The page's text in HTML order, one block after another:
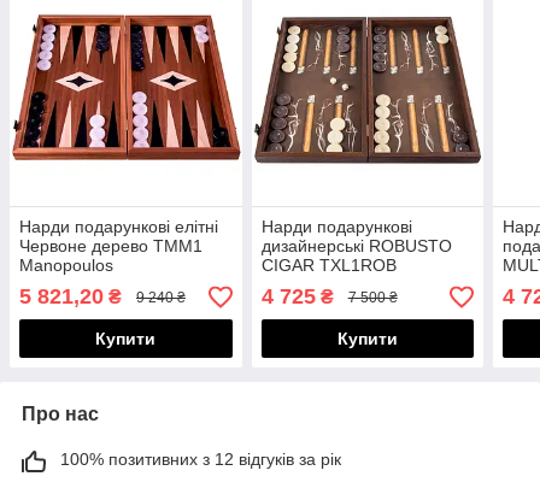
Нарди подарункові елітні
Червоне дерево TMM1
Manopoulos
5 821,20 ₴ 9 240 ₴
Купити
Нарди подарункові
дизайнерські ROBUSTO
CIGAR TXL1ROB
Manopoulos
4 725₴ 7 500 ₴
Купити
4
Про нас
100% позитивних з 12 відгуків за рік